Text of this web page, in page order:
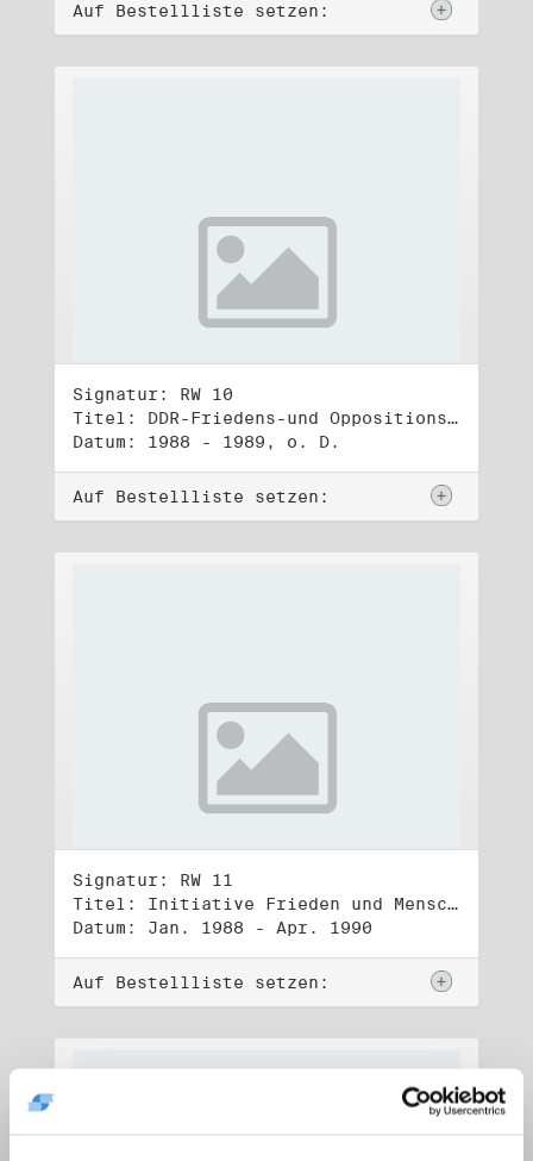
Auf Bestellliste setzen:
Signatur: RW 10
Titel: DDR-Friedens-und Oppositionsbewegung (3)
Datum: 1988 - 1989, o. D.
Auf Bestellliste setzen:
Signatur: RW 11
Titel: Initiative Frieden und Menschenrechte (1)
Datum: Jan. 1988 - Apr. 1990
Auf Bestellliste setzen: